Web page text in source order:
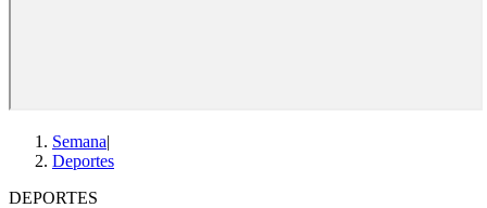
Semana|
Deportes
DEPORTES